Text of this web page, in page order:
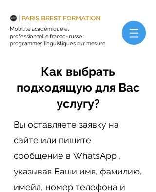
Mobilité académique et
professionnelle franco-russe :
programmes linguistiques sur mesure
Как выбрать
подходящую для Вас
услугу?
Вы оставляете заявку на
сайте или пишите
сообщение в WhatsApp ,
указывая Ваши имя, фамилию,
имейл, номер телефона и